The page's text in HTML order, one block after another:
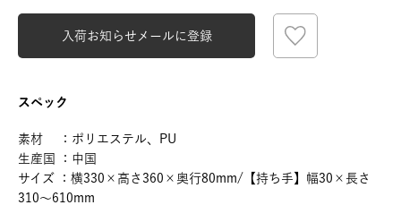
入荷お知らせメールに登録
スペック
素材 ：ポリエステル、PU
生産国 ：中国
サイズ ：横330×高さ360×奥行80mm/【持ち手】幅30×長さ
310～610mm